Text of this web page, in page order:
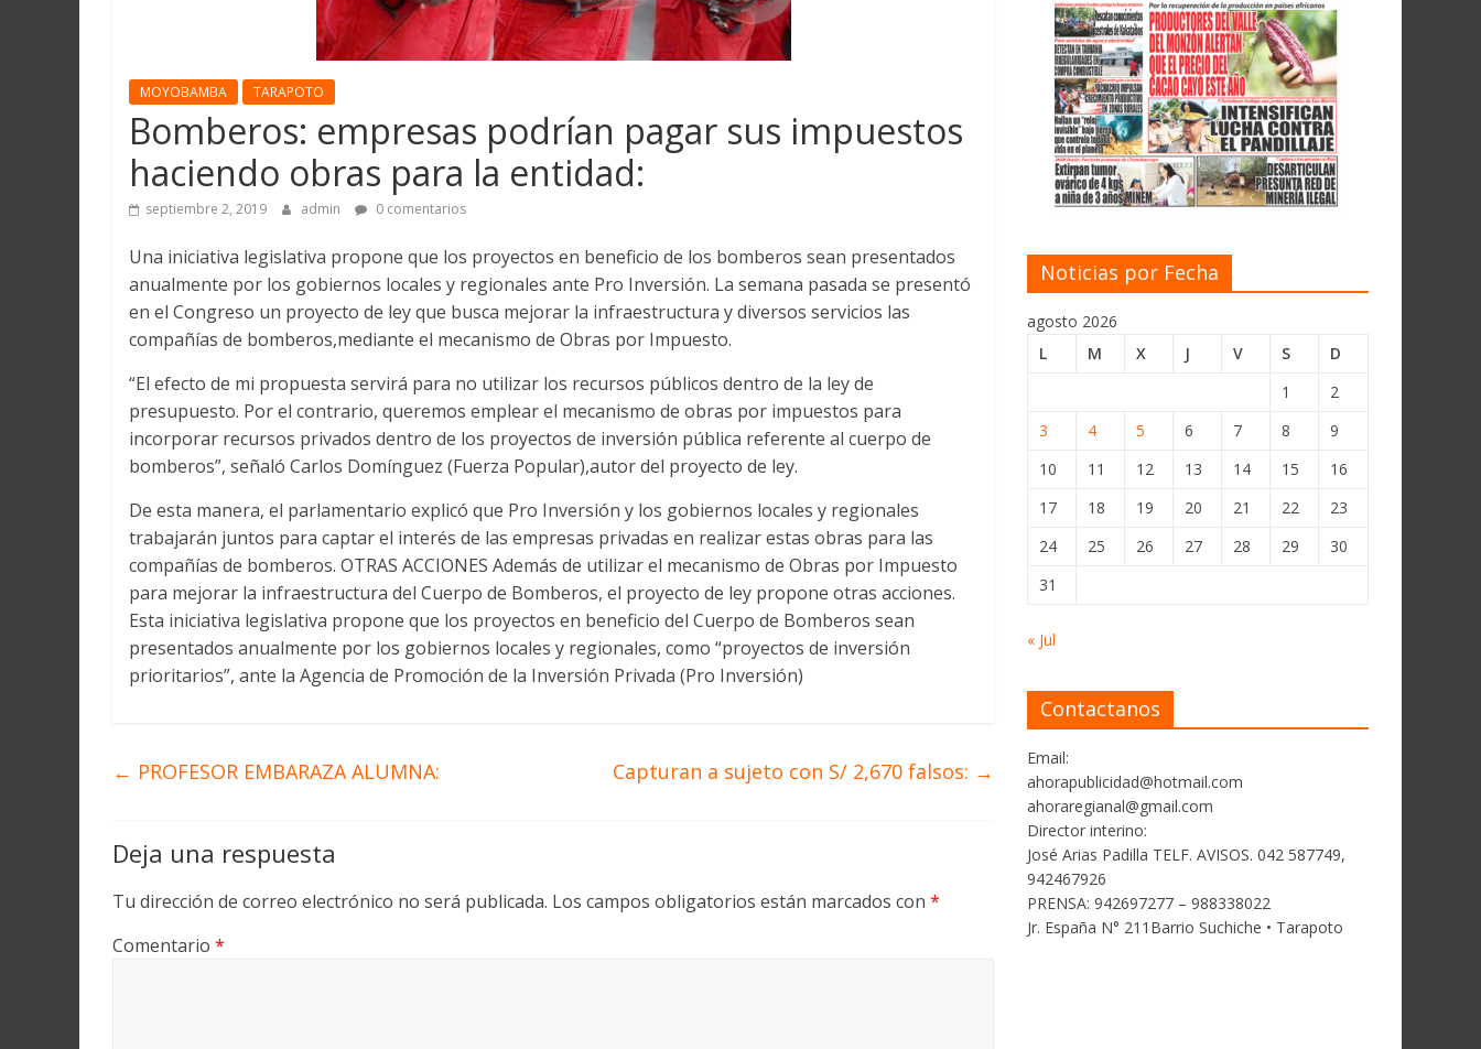
MOYOBAMBA TARAPOTO
Bomberos: empresas podrían pagar sus impuestos
haciendo obras para la entidad:
septiembre 2, 2019 admin 0 comentarios
Una iniciativa legislativa propone que los proyectos en beneficio de los bomberos sean presentados
anualmente por los gobiernos locales y regionales ante Pro Inversión. La semana pasada se presentó
en el Congreso un proyecto de ley que busca mejorar la infraestructura y diversos servicios las
compañías de bomberos,mediante el mecanismo de Obras por Impuesto.
“El efecto de mi propuesta servirá para no utilizar los recursos públicos dentro de la ley de
presupuesto. Por el contrario, queremos emplear el mecanismo de obras por impuestos para
incorporar recursos privados dentro de los proyectos de inversión pública referente al cuerpo de
bomberos”, señaló Carlos Domínguez (Fuerza Popular),autor del proyecto de ley.
De esta manera, el parlamentario explicó que Pro Inversión y los gobiernos locales y regionales
trabajarán juntos para captar el interés de las empresas privadas en realizar estas obras para las
compañías de bomberos. OTRAS ACCIONES Además de utilizar el mecanismo de Obras por Impuesto
para mejorar la infraestructura del Cuerpo de Bomberos, el proyecto de ley propone otras acciones.
Esta iniciativa legislativa propone que los proyectos en beneficio del Cuerpo de Bomberos sean
presentados anualmente por los gobiernos locales y regionales, como “proyectos de inversión
prioritarios”, ante la Agencia de Promoción de la Inversión Privada (Pro Inversión)
← PROFESOR EMBARAZA ALUMNA: Capturan a sujeto con S/ 2,670 falsos: →
Deja una respuesta
Tu dirección de correo electrónico no será publicada. Los campos obligatorios están marcados con *
Comentario *
Noticias por Fecha
agosto 2026
L
M X J V S
D
1
2
3
4 5 6 7 8
9
10
11 12 13 14 15
16
17
18 19 20 21 22
23
24
25 26 27 28 29
30
31
« Jul
Contactanos
Email:
ahorapublicidad@hotmail.com
ahoraregianal@gmail.com
Director interino:
José Arias Padilla TELF. AVISOS. 042 587749,
942467926
PRENSA: 942697277 – 988338022
Jr. España N° 211Barrio Suchiche • Tarapoto